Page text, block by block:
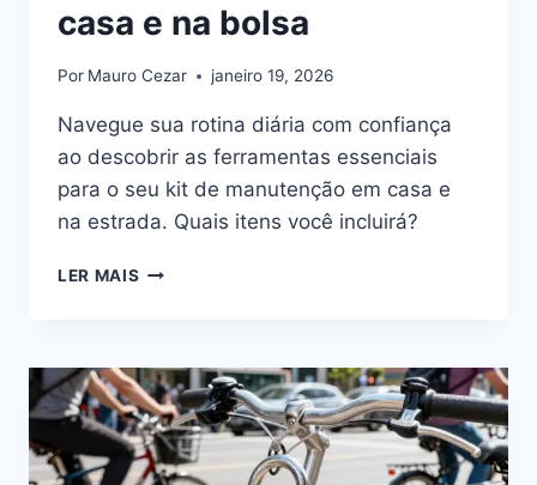
casa e na bolsa
Por Mauro Cezar janeiro 19, 2026
Navegue sua rotina diária com confiança
ao descobrir as ferramentas essenciais
para o seu kit de manutenção em casa e
na estrada. Quais itens você incluirá?
LER MAIS KIT
COMMUTING:
O
QUE
TER
EM